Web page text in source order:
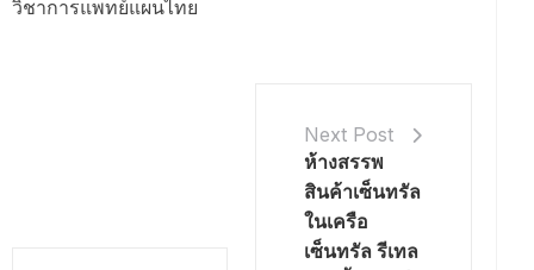
วิชาการแพทย์แผนไทย
Next Post
ห้างสรรพ
สินค้าเซ็นทรัล
ในเครือ
เซ็นทรัล รีเทล